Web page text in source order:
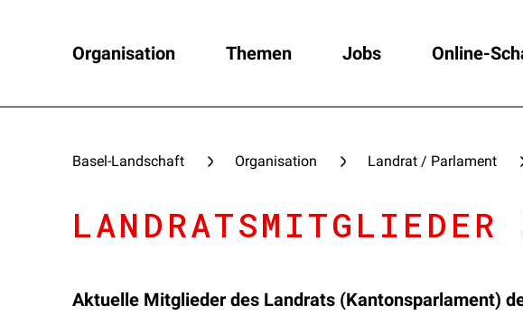
Organisation Themen Jobs Online-
Basel-Landschaft Organisation Landrat / Parlament
LANDRATSMITGLIEDER
Aktuelle Mitglieder des Landrats (Kantonsparlament)